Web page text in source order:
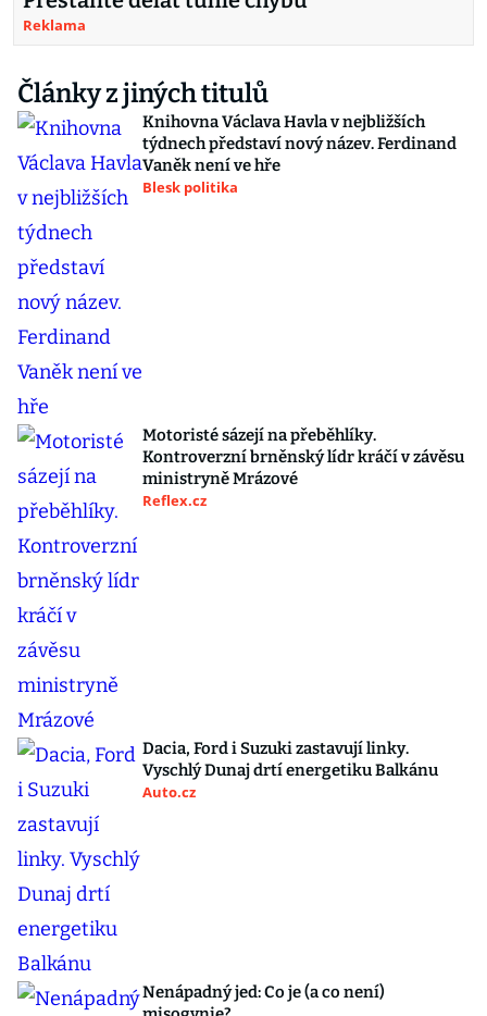
Reklama
Články z jiných titulů
Knihovna Václava Havla v nejbližších
týdnech představí nový název. Ferdinand
Vaněk není ve hře
Blesk politika
Motoristé sázejí na přeběhlíky.
Kontroverzní brněnský lídr kráčí v závěsu
ministryně Mrázové
Reflex.cz
Dacia, Ford i Suzuki zastavují linky.
Vyschlý Dunaj drtí energetiku Balkánu
Auto.cz
Nenápadný jed: Co je (a co není)